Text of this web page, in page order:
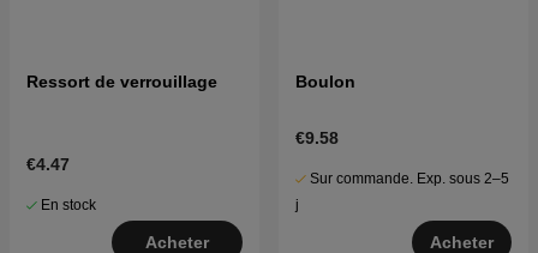
Ressort de verrouillage
€4.47
En stock
Acheter
Boulon
€9.58
Sur commande. Exp. sous 2–5
j
Acheter